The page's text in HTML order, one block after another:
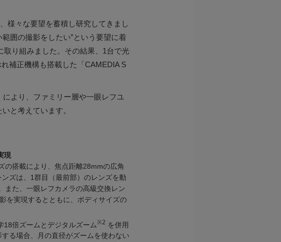
様々な要望を蓄積し研究してきまし
囲の撮影をしたい”という要望に着
取り組みました。その結果、1台で光
補正機構も搭載した「CAMEDIA S
より、ファミリー層や一眼レフユ
と考えています。
現
の搭載により、焦点距離28mmの広角
ズは、1群目（最前部）のレンズを動
また、一眼レフカメラの高級交換レン
を実現するとともに、ボディサイズの
18倍ズームとデジタルズーム※2 を併用
る場合、月の直径がズームを使わない